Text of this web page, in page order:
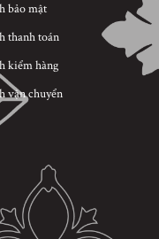
bảo mật
thanh toán
kiểm hàng
vận chuyển